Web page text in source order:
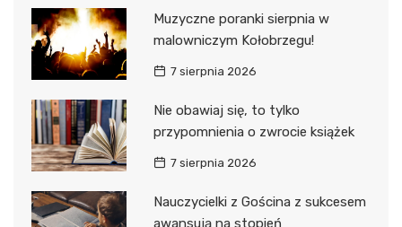
Muzyczne poranki sierpnia w
malowniczym Kołobrzegu!
7 sierpnia 2026
Nie obawiaj się, to tylko
przypomnienia o zwrocie książek
7 sierpnia 2026
Nauczycielki z Gościna z sukcesem